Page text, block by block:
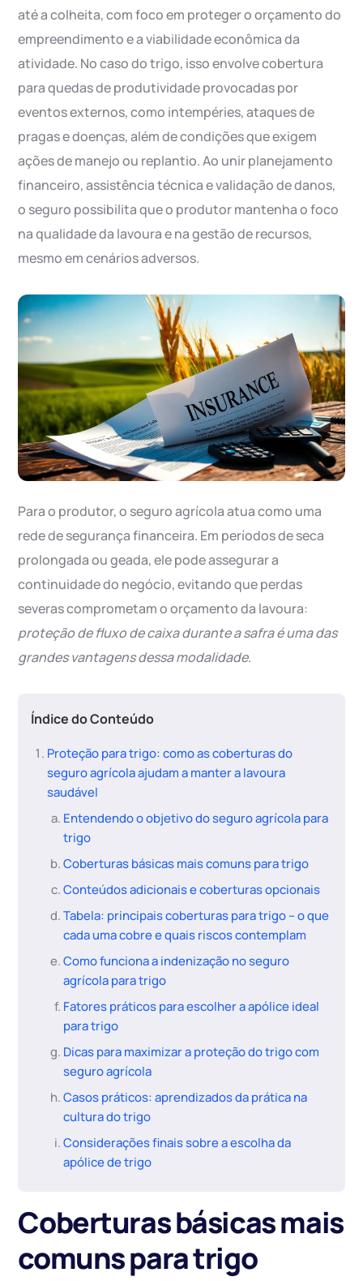
até a colheita, com foco em proteger o orçamento do
empreendimento e a viabilidade econômica da
atividade. No caso do trigo, isso envolve cobertura
para quedas de produtividade provocadas por
eventos externos, como intempéries, ataques de
pragas e doenças, além de condições que exigem
ações de manejo ou replantio. Ao unir planejamento
financeiro, assistência técnica e validação de danos,
o seguro possibilita que o produtor mantenha o foco
na qualidade da lavoura e na gestão de recursos,
mesmo em cenários adversos.
Para o produtor, o seguro agrícola atua como uma
rede de segurança financeira. Em períodos de seca
prolongada ou geada, ele pode assegurar a
continuidade do negócio, evitando que perdas
severas comprometam o orçamento da lavoura:
proteção de fluxo de caixa durante a safra é uma das
grandes vantagens dessa modalidade.
Índice do Conteúdo
Proteção para trigo: como as coberturas do
seguro agrícola ajudam a manter a lavoura
saudável
Entendendo o objetivo do seguro agrícola para
trigo
Coberturas básicas mais comuns para trigo
Conteúdos adicionais e coberturas opcionais
Tabela: principais coberturas para trigo – o que
cada uma cobre e quais riscos contemplam
Como funciona a indenização no seguro
agrícola para trigo
Fatores práticos para escolher a apólice ideal
para trigo
Dicas para maximizar a proteção do trigo com
seguro agrícola
Casos práticos: aprendizados da prática na
cultura do trigo
Considerações finais sobre a escolha da
apólice de trigo
Coberturas básicas mais
comuns para trigo